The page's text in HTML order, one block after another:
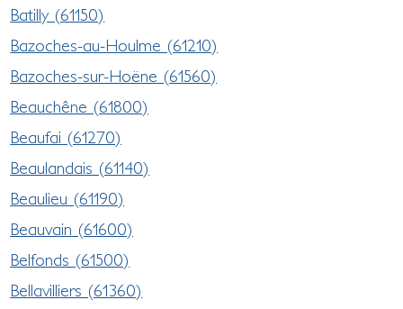
Batilly (61150)
Bazoches-au-Houlme (61210)
Bazoches-sur-Hoëne (61560)
Beauchêne (61800)
Beaufai (61270)
Beaulandais (61140)
Beaulieu (61190)
Beauvain (61600)
Belfonds (61500)
Bellavilliers (61360)